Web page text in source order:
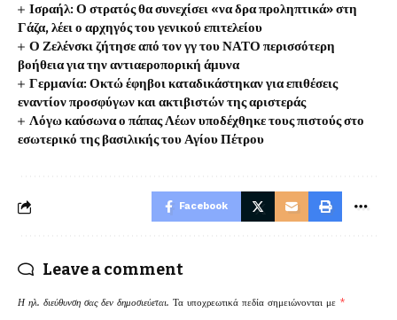
Ισραήλ: Ο στρατός θα συνεχίσει «να δρα προληπτικά» στη
Γάζα, λέει ο αρχηγός του γενικού επιτελείου
Ο Ζελένσκι ζήτησε από τον γγ του ΝΑΤΟ περισσότερη
βοήθεια για την αντιαεροπορική άμυνα
Γερμανία: Οκτώ έφηβοι καταδικάστηκαν για επιθέσεις
εναντίον προσφύγων και ακτιβιστών της αριστεράς
Λόγω καύσωνα ο πάπας Λέων υποδέχθηκε τους πιστούς στο
εσωτερικό της βασιλικής του Αγίου Πέτρου
Facebook
Leave a comment
Η ηλ. διεύθυνση σας δεν δημοσιεύεται. Τα υποχρεωτικά πεδία σημειώνονται με *